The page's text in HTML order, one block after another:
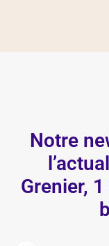
Notre
Grenier,